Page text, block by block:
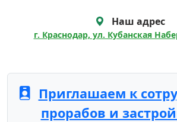
Наш адрес
г. Краснодар, ул. Кубанская
Приглашаем к
прорабов и